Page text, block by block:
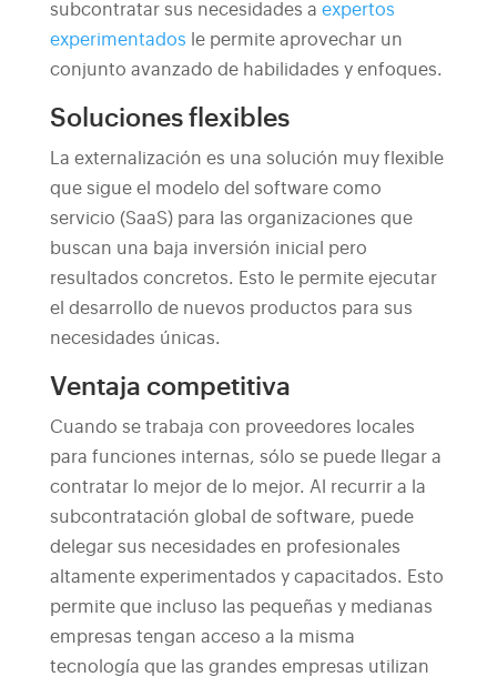
subcontratar sus necesidades a expertos
experimentados le permite aprovechar un
conjunto avanzado de habilidades y enfoques.
Soluciones flexibles
La externalización es una solución muy flexible
que sigue el modelo del software como
servicio (SaaS) para las organizaciones que
buscan una baja inversión inicial pero
resultados concretos. Esto le permite ejecutar
el desarrollo de nuevos productos para sus
necesidades únicas.
Ventaja competitiva
Cuando se trabaja con proveedores locales
para funciones internas, sólo se puede llegar a
contratar lo mejor de lo mejor. Al recurrir a la
subcontratación global de software, puede
delegar sus necesidades en profesionales
altamente experimentados y capacitados. Esto
permite que incluso las pequeñas y medianas
empresas tengan acceso a la misma
tecnología que las grandes empresas utilizan